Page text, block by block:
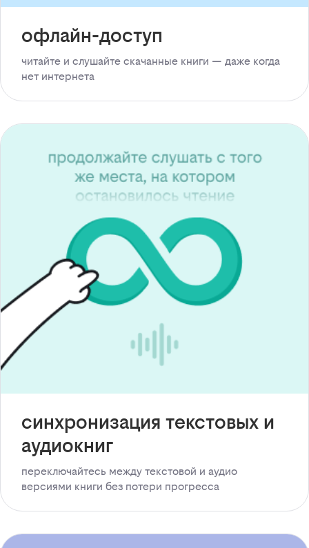
офлайн-доступ
читайте и слушайте скачанные книги — даже когда
нет интернета
синхронизация текстовых и
аудиокниг
переключайтесь между текстовой и аудио
версиями книги без потери прогресса